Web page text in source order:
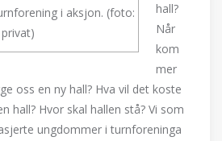
i aksjon. (foto:
privat)
hall?
Når
kom
mer
oss en ny hall? Hva vil det koste
hall? Hvor skal hallen stå? Vi som
ungdommer i turnforeninga